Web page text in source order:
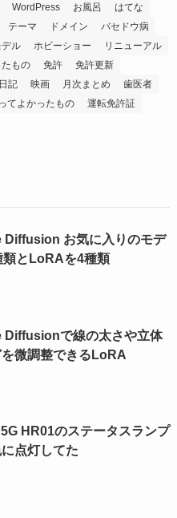
WordPress お風呂
はてな
テーマ ドメイン
バセドウ病
ル ホビーショー
リニューアル
もの 免許
免許更新
日記 映画 月次まとめ
歯医者
てよかったもの
運転免許証
Diffusion お気に入りのモデ
類とLoRAを4種類
Diffusionで線の太さや立体
微調整できるLoRA
HR01のステータスランプ
点灯してた